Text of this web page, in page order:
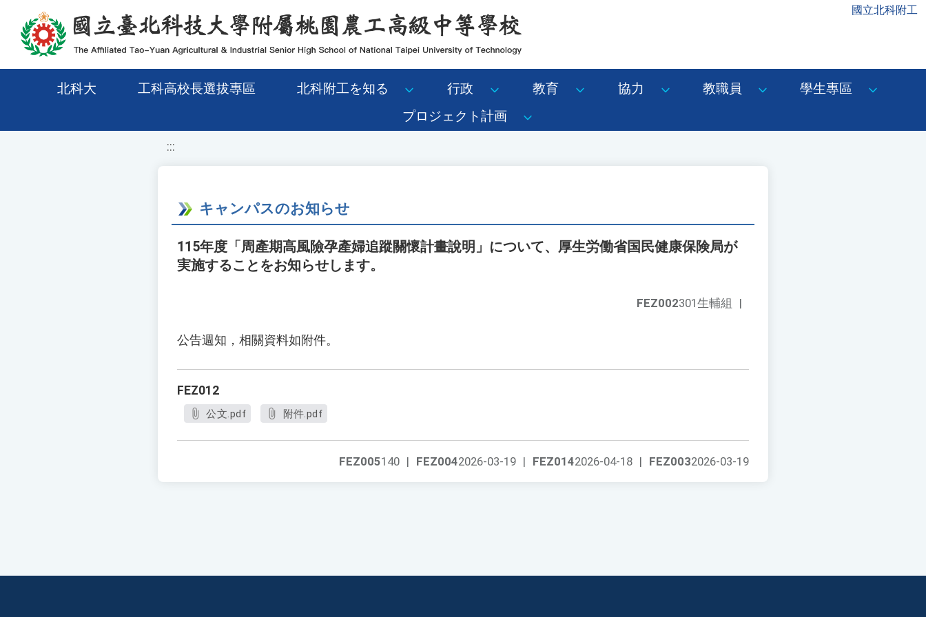
移至網頁之主要內容區位置 國立北科附工
北科大 工科高校長選拔專區 北科附工を知る 行政 教育 協力 教職員
學生專區
プロジェクト計画
:::
キャンパスのお知らせ
115年度「周產期高風險孕產婦追蹤關懷計畫說明」について、厚生労働省国民健康保険局が
実施することをお知らせします。
FEZ002301生輔組 |
公告週知，相關資料如附件。
FEZ012
公文.pdf 附件.pdf
FEZ0032026-03-19
FEZ0142026-04-18 |
FEZ0042026-03-19 |
FEZ005140 |